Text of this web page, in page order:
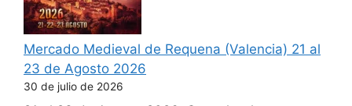
Mercado Medieval de Requena (Valencia) 21 al
23 de Agosto 2026
30 de julio de 2026